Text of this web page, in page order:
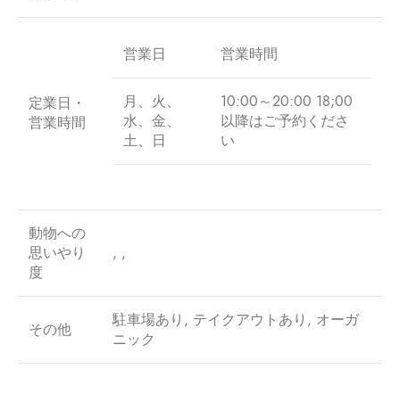
定業日・
営業時間
営業日 営業時間
月、火、
水、金、
土、日
10:00～20:00 18;00
以降はご予約くださ
い
動物への
思いやり
度
, ,
その他
駐車場あり, テイクアウトあり, オーガ
ニック